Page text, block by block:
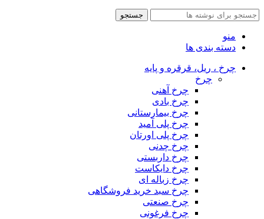
جستجو
منو
دسته بندی ها
چرخ ، ریل، قرقره و پایه
چرخ
چرخ آهنی
چرخ بادی
چرخ بیمارستانی
چرخ پلی آمید
چرخ پلی اورتان
چرخ چدنی
چرخ داربستی
چرخ دایکاست
چرخ زباله ای
چرخ سبد خرید فروشگاهی
چرخ صنعتی
چرخ فرغونی